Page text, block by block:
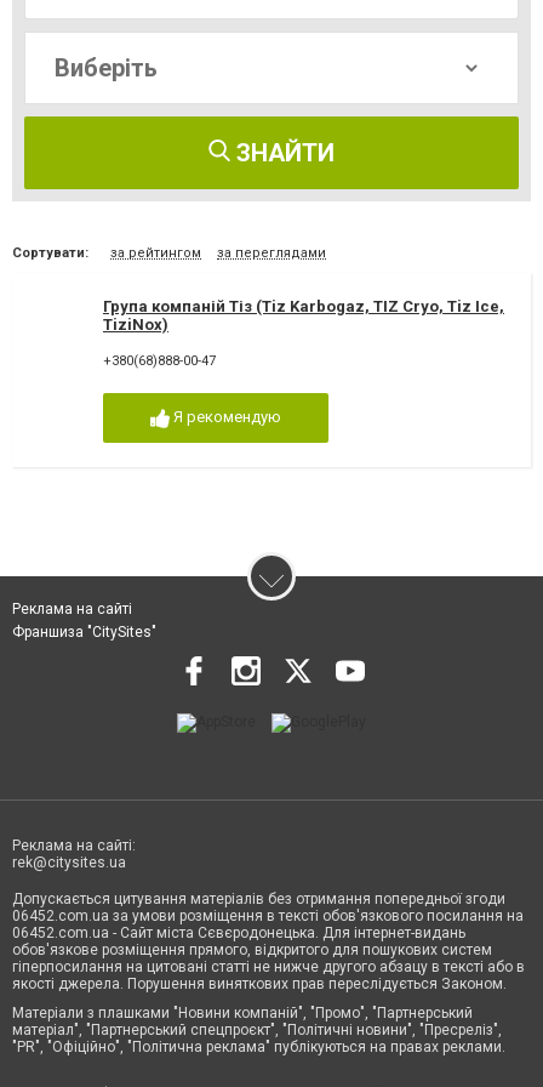
ЗНАЙТИ
Сортувати: за рейтингом за переглядами
Група компаній Тіз (Tiz Karbogaz, TIZ Cryo, Tiz Ice,
TiziNox)
+380(68)888-00-47
Я рекомендую
Реклама на сайті
Франшиза "CitySites"
Реклама на сайті:
rek@citysites.ua
Допускається цитування матеріалів без отримання попередньої згоди
06452.com.ua за умови розміщення в тексті обов'язкового посилання на
06452.com.ua - Сайт міста Сєвєродонецька. Для інтернет-видань
обов'язкове розміщення прямого, відкритого для пошукових систем
гіперпосилання на цитовані статті не нижче другого абзацу в тексті або в
якості джерела. Порушення виняткових прав переслідується Законом.
Матеріали з плашками "Новини компаній", "Промо", "Партнерський
матеріал", "Партнерський спецпроєкт", "Політичні новини", "Пресреліз",
"PR", "Офіційно", "Політична реклама" публікуються на правах реклами.